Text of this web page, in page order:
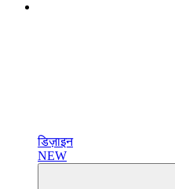
डिज़ाइन
NEW